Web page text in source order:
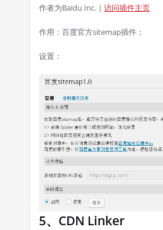
作者为Baidu Inc. | 访问插件主页
作用：百度官方sitemap插件；
设置：
5、CDN Linker